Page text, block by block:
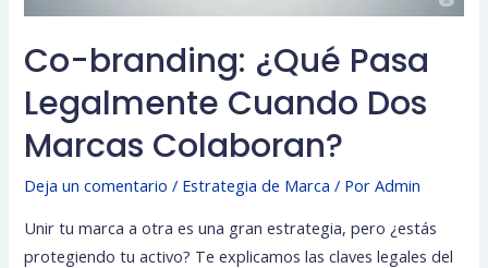
Co-branding: ¿Qué Pasa
Legalmente Cuando Dos
Marcas Colaboran?
Deja un comentario / Estrategia de Marca / PorAdmin
Unir tu marca a otra es una gran estrategia, pero ¿estás
protegiendo tu activo? Te explicamos las claves legales del